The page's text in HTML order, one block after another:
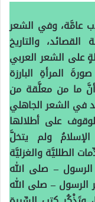
عامَّة، وفي الشعر
والتاريخ
على الشعر العربي
المرأةِ البارزة
أنَّ ما من معلَّقة من
في الشعر الجاهلي
على أطلالها
ولم يتخلَّ
الطلليَّة والغزليَّة
– صلى الله
الرسول – صلى الله